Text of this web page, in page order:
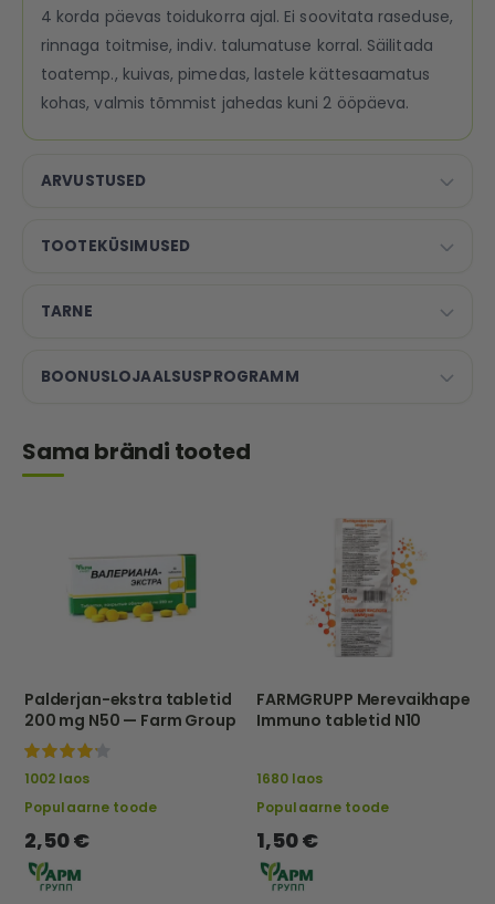
ARVUSTUSED
TOOTEKÜSIMUSED
TARNE
BOONUSLOJAALSUSPROGRAMM
4 korda päevas toidukorra ajal. Ei soovitata raseduse,
rinnaga toitmise, indiv. talumatuse korral. Säilitada
toatemp., kuivas, pimedas, lastele kättesaamatus
kohas, valmis tõmmist jahedas kuni 2 ööpäeva.
Sama brändi tooted
Palderjan-ekstra tabletid
200 mg N50 — Farm Group
1002 laos
Populaarne toode
2,50 €
FARMGRUPP Merevaikhape
Immuno tabletid N10
1680 laos
Populaarne toode
1,50 €